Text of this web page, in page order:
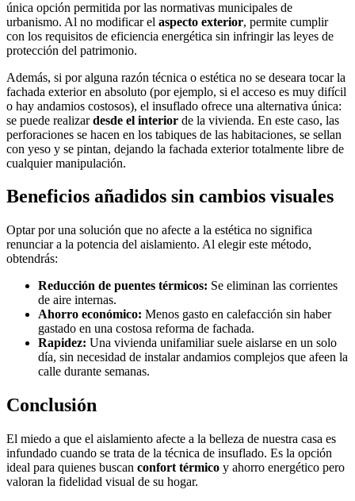
única opción permitida por las normativas municipales de
urbanismo. Al no modificar el aspecto exterior, permite cumplir
con los requisitos de eficiencia energética sin infringir las leyes de
protección del patrimonio.
Además, si por alguna razón técnica o estética no se deseara tocar la
fachada exterior en absoluto (por ejemplo, si el acceso es muy difícil
o hay andamios costosos), el insuflado ofrece una alternativa única:
se puede realizardesde el interior de la vivienda. En este caso, las
perforaciones se hacen en los tabiques de las habitaciones, se sellan
con yeso y se pintan, dejando la fachada exterior totalmente libre de
cualquier manipulación.
Beneficios añadidos sin cambios visuales
Optar por una solución que no afecte a la estética no significa
renunciar a la potencia del aislamiento. Al elegir este método,
obtendrás:
Reducción de puentes térmicos: Se eliminan las corrientes
de aire internas.
Ahorro económico: Menos gasto en calefacción sin haber
gastado en una costosa reforma de fachada.
Rapidez: Una vivienda unifamiliar suele aislarse en un solo
día, sin necesidad de instalar andamios complejos que afeen la
calle durante semanas.
Conclusión
El miedo a que el aislamiento afecte a la belleza de nuestra casa es
infundado cuando se trata de la técnica de insuflado. Es la opción
ideal para quienes buscan confort térmico y ahorro energético pero
valoran la fidelidad visual de su hogar.